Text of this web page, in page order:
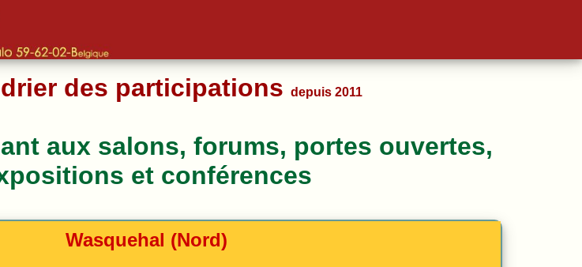
des participations depuis 2011
aux salons, forums, portes ouvertes,
et conférences
Wasquehal (Nord)